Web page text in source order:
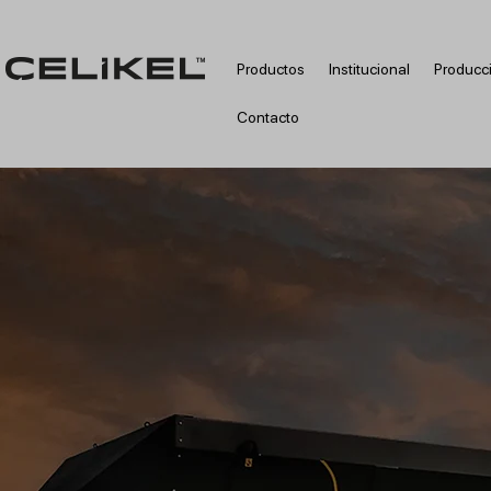
Productos Institucional
Contacto